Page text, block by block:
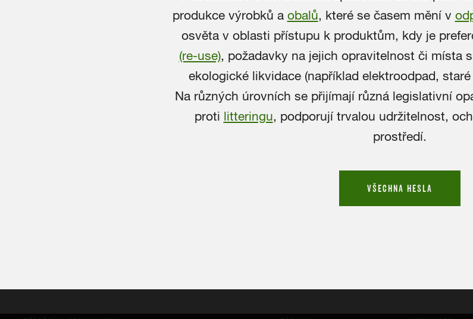
produkce výrobků a obalů, které se časem mění v
osvěta v oblasti přístupu k produktům, kdy je
(re-use), požadavky na jejich opravitelnost či místa
ekologické likvidace (například elektroodpad,
Na různých úrovních se přijímají různá legislativní
proti litteringu, podporují trvalou udržitelnost,
prostředí.
VŠECHNA HESLA